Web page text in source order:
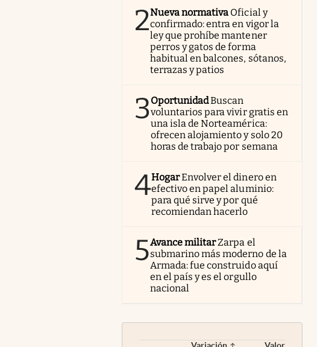
2Nueva normativa Oficial y
confirmado: entra en vigor la
ley que prohíbe mantener
perros y gatos de forma
habitual en balcones, sótanos,
terrazas y patios
3OportunidadBuscan
voluntarios para vivir gratis en
una isla de Norteamérica:
ofrecen alojamiento y solo 20
horas de trabajo por semana
4HogarEnvolver el dinero en
efectivo en papel aluminio:
para qué sirve y por qué
recomiendan hacerlo
5Avance militarZarpa el
submarino más moderno de la
Armada: fue construido aquí
en el país y es el orgullo
nacional